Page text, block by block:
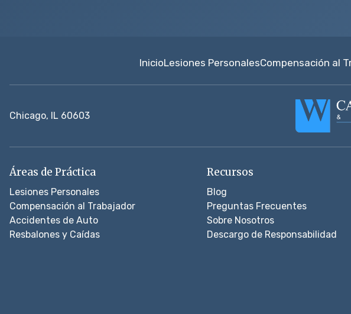
InicioLesiones PersonalesCompensación al
Chicago, IL 60603
Áreas de Práctica
Lesiones Personales
Compensación al Trabajador
Accidentes de Auto
Resbalones y Caídas
Recursos
Blog
Preguntas Frecuentes
Sobre Nosotros
Descargo de Responsabilidad